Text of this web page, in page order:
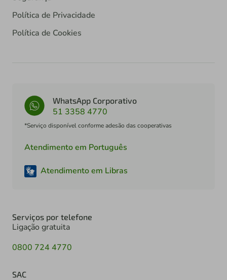
Política de Privacidade
Política de Cookies
WhatsApp Corporativo
51 3358 4770
*Serviço disponível conforme adesão das cooperativas
Atendimento em Português
Atendimento em Libras
Serviços por telefone
Ligação gratuita
0800 724 4770
SAC